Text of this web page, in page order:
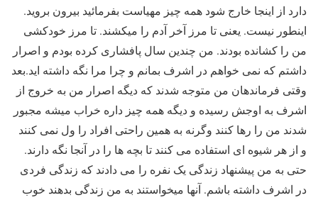
دارد از اینجا خارج شود همه چیز مهیاست بفرمائید بیرون بروید.
اینطور نیست. یعنی تا مرز آخر آدم را میکشند. تا مرز خودکشی
من را کشانده بودند. من چندین سال پافشاری کرده بودم و اصرار
داشتم که نمی خواهم در اشرف بمانم و چرا مرا نگه داشته اید.بعد
وقتی فرماندهان من متوجه شدند که دیگه اصرار من به خروج از
اشرف به اوجش رسیده و دیگه همه چیز داره خراب میشه مجبور
شدند من را رها کنند وگرنه به همین راحتی افراد را ول نمی کنند
و از هر شیوه ای استفاده می کنند تا بچه ها را در آنجا نگه دارند.
حتی به من پیشنهاد زندگی یک نفره را می دادند که زندگی فردی
در اشرف داشته باشم. آنها میخواستند به من زندگی بدهند خوب